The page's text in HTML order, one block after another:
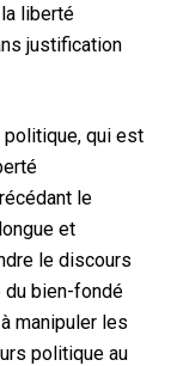
liberté
justification
qui est
le
et
le discours
du bien-fondé
manipuler les
politique au